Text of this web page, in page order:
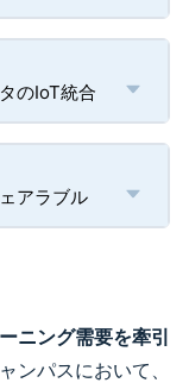
のIoT統合
アラブル
ニング需要を牽引
ンパスにおいて、